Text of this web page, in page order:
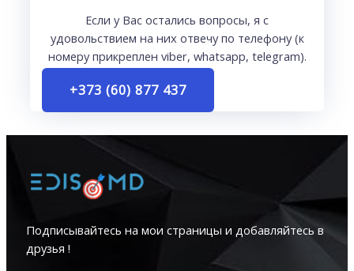
Если у Вас остались вопросы, я с
удовольствием на них отвечу по телефону (к
номеру прикреплен viber, whatsapp, telegram).
+373 (60) 877 437
Подписывайтесь на мои страницы и добавляйтесь в
друзья !